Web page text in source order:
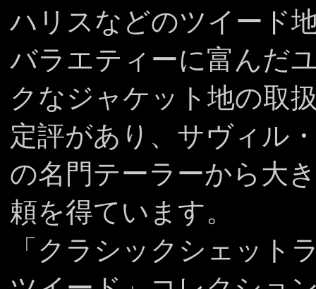
ハリスなどのツイード
バラエティーに富んだ
クなジャケット地の取
定評があり、サヴィル
の名門テーラーから大
頼を得ています。
「クラシックシェット